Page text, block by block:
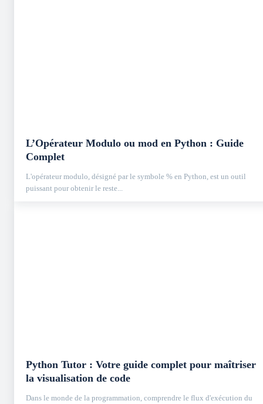
L’Opérateur Modulo ou mod en Python : Guide
Complet
L'opérateur modulo, désigné par le symbole % en Python, est un outil
puissant pour obtenir le reste...
Python Tutor : Votre guide complet pour maîtriser
la visualisation de code
Dans le monde de la programmation, comprendre le flux d'exécution du